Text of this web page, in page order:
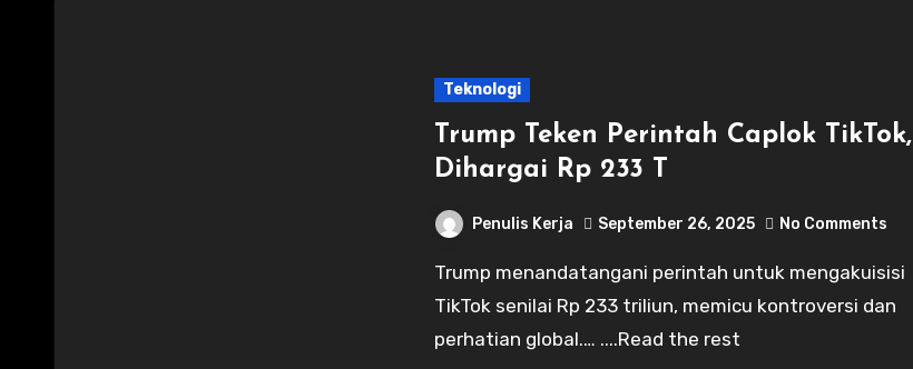
Teknologi
Trump Teken Perintah Caplok TikTok,
Dihargai Rp 233 T
Penulis Kerja September 26, 2025 No Comments
Trump menandatangani perintah untuk mengakuisisi
TikTok senilai Rp 233 triliun, memicu kontroversi dan
perhatian global.… ....Read the rest